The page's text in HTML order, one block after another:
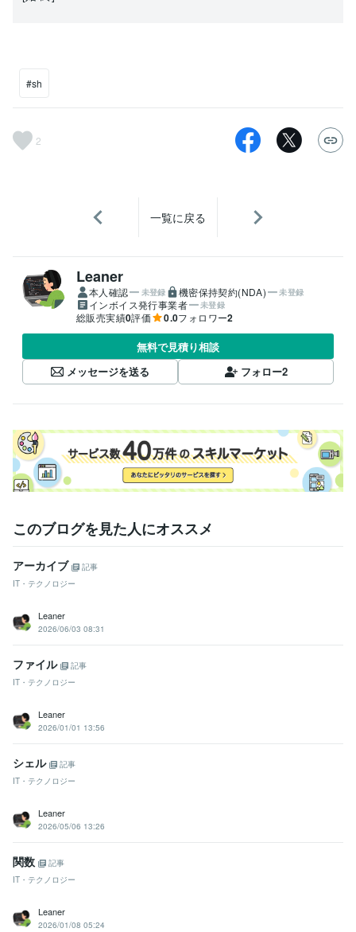
#sh
2
一覧に戻る
Leaner
本人確認 未登録 機密保持契約(NDA) 未登録
インボイス発行事業者 未登録
総販売実績0評価 0.0フォロワー2
無料で見積り相談
メッセージを送る
フォロー2
このブログを見た人にオススメ
アーカイブ
記事
IT・テクノロジー
Leaner
2026/06/03 08:31
ファイル
記事
IT・テクノロジー
Leaner
2026/01/01 13:56
シェル
記事
IT・テクノロジー
Leaner
2026/05/06 13:26
関数
記事
IT・テクノロジー
Leaner
2026/01/08 05:24